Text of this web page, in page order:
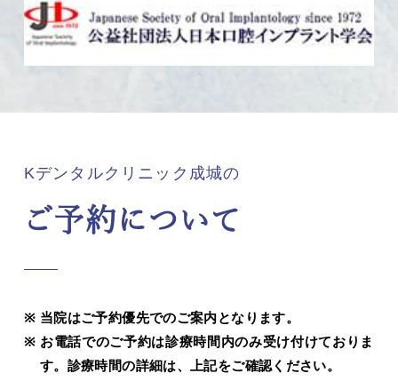
Kデンタルクリニック成城の
ご予約について
当院はご予約優先でのご案内となります。
お電話でのご予約は診療時間内のみ受け付けておりま
す。診療時間の詳細は、上記をご確認ください。